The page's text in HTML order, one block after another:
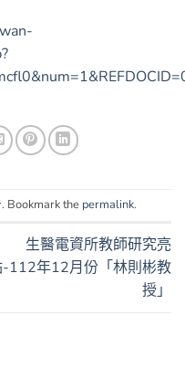
. Bookmark the permalink.
生醫電資所教師研究亮
112年12月份「林則彬教
授」